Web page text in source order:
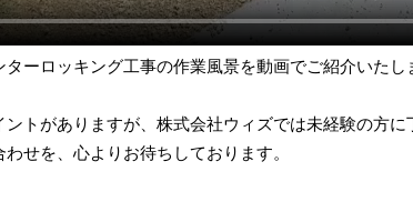
ーロッキング工事の作業風景を動画でご紹介いたし
トがありますが、株式会社ウィズでは未経験の方に
せを、心よりお待ちしております。